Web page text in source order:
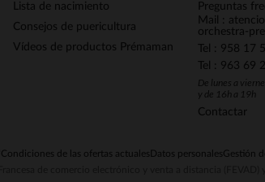
Lista de nacimiento
Consejos de puericultura
Vídeos de productos Prémaman
Preguntas
Mail :
orchestra-
Tel : 958 17
Tel : 963 69
De lunes a
y de 16h a 19h
Contactar
*Condiciones de las ofertas actuales Datos personalesGestión